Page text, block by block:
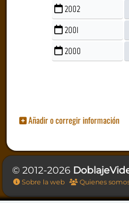
2002
2001
2000
Añadir o corregir información
© 2012-2026
Sobre la web Quienes